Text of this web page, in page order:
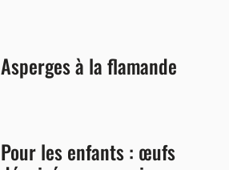
Asperges à la flamande
Pour les enfants : œufs